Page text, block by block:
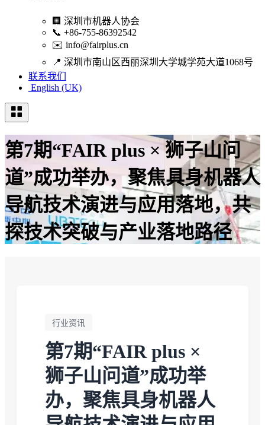
🏢 深圳市机器人协会
📞 +86-755-86392542
✉️ info@fairplus.cn
📍 深圳市南山区西丽深圳大学城学苑大道1068号
联系我们
English (UK)
第7期“FAIR plus × 狮子山问
道”成功举办，聚焦具身机器人
导航技术演进与应用落地，共
探技术突破与产业落地路径
行业资讯
第7期“FAIR plus ×
狮子山问道”成功举
办，聚焦具身机器人